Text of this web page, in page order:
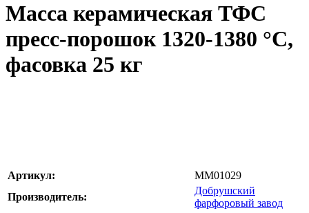
Масса керамическая ТФС
пресс-порошок 1320-1380 °С,
фасовка 25 кг
Артикул:
MM01029
Производитель:
Добрушский
фарфоровый завод